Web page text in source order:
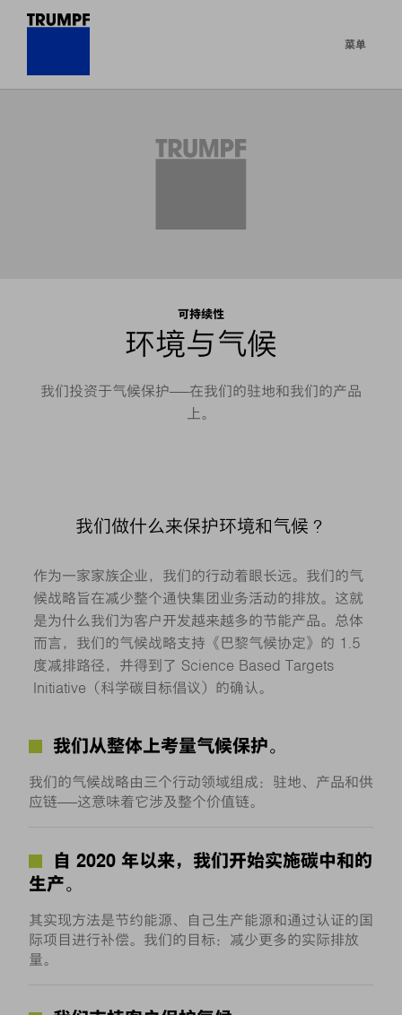
菜单
可持续性
环境与气候
我们投资于气候保护——在我们的驻地和我们的产品
上。
我们做什么来保护环境和气候？
作为一家家族企业，我们的行动着眼长远。我们的气
候战略旨在减少整个通快集团业务活动的排放。这就
是为什么我们为客户开发越来越多的节能产品。总体
而言，我们的气候战略支持《巴黎气候协定》的 1.5
度减排路径，并得到了 Science Based Targets
Initiative（科学碳目标倡议）的确认。
我们从整体上考量气候保护。
我们的气候战略由三个行动领域组成：驻地、产品和供
应链——这意味着它涉及整个价值链。
自 2020 年以来，我们开始实施碳中和的
生产。
其实现方法是节约能源、自己生产能源和通过认证的国
际项目进行补偿。我们的目标：减少更多的实际排放
量。